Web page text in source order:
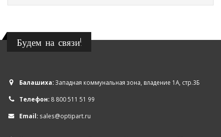
Будем на связи!
Балашиха:Западная коммунальная зона, владение 1А, стр.3Б
Телефон: 8 800 511 51 99
Email: sales@optipart.ru